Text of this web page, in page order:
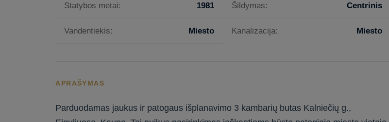
Statybos metai: 1981 Šildymas: Centrinis
Vandentiekis: Miesto Kanalizacija: Miesto
APRAŠYMAS
Parduodamas jaukus ir patogaus išplanavimo 3 kambarių butas Kalniečių g.,